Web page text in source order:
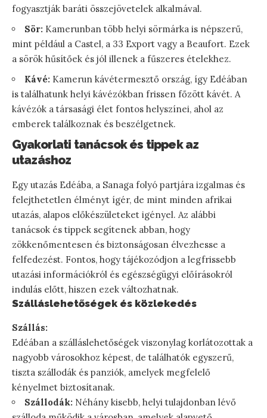
fogyasztják baráti összejövetelek alkalmával.
Sör: Kamerunban több helyi sörmárka is népszerű,
mint például a Castel, a 33 Export vagy a Beaufort. Ezek
a sörök hűsítőek és jól illenek a fűszeres ételekhez.
Kávé: Kamerun kávétermesztő ország, így Edéában
is találhatunk helyi kávézókban frissen főzött kávét. A
kávézók a társasági élet fontos helyszínei, ahol az
emberek találkoznak és beszélgetnek.
Gyakorlati tanácsok és tippek az
utazáshoz
Egy utazás Edéába, a Sanaga folyó partjára izgalmas és
felejthetetlen élményt ígér, de mint minden afrikai
utazás, alapos előkészületeket igényel. Az alábbi
tanácsok és tippek segítenek abban, hogy
zökkenőmentesen és biztonságosan élvezhesse a
felfedezést. Fontos, hogy tájékozódjon a legfrissebb
utazási információkról és egészségügyi előírásokról
indulás előtt, hiszen ezek változhatnak.
Szálláslehetőségek és közlekedés
Szállás:
Edéában a szálláslehetőségek viszonylag korlátozottak a
nagyobb városokhoz képest, de találhatók egyszerű,
tiszta szállodák és panziók, amelyek megfelelő
kényelmet biztosítanak.
Szállodák: Néhány kisebb, helyi tulajdonban lévő